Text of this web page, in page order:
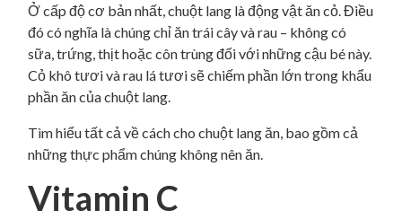
Ở cấp độ cơ bản nhất, chuột lang là động vật ăn cỏ. Điều
đó có nghĩa là chúng chỉ ăn trái cây và rau – không có
sữa, trứng, thịt hoặc côn trùng đối với những cậu bé này.
Cỏ khô tươi và rau lá tươi sẽ chiếm phần lớn trong khẩu
phần ăn của chuột lang.
Tìm hiểu tất cả về cách cho chuột lang ăn, bao gồm cả
những thực phẩm chúng không nên ăn.
Vitamin C